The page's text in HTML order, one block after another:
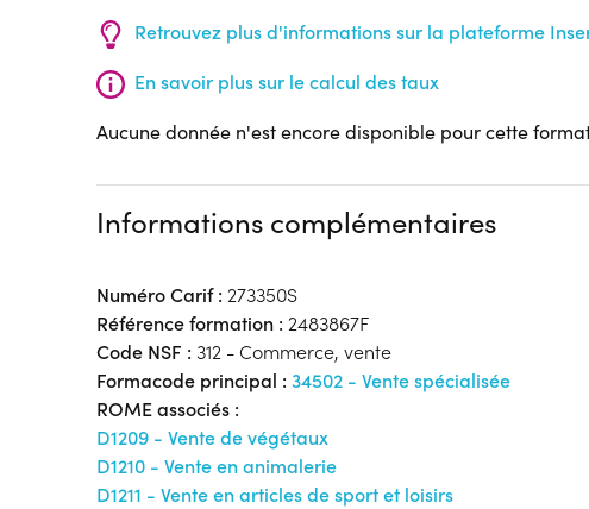
Retrouvez plus d'informations sur la plateforme
En savoir plus sur le calcul des taux
Aucune donnée n'est encore disponible pour cette
Informations complémentaires
Numéro Carif : 273350S
Référence formation : 2483867F
Code NSF : 312 - Commerce, vente
Formacode principal : 34502 - Vente spécialisée
ROME associés :
D1209 - Vente de végétaux
D1210 - Vente en animalerie
D1211 - Vente en articles de sport et loisirs